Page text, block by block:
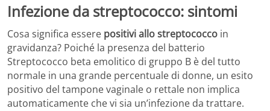
Infezione da streptococco: sintomi
Cosa significa essere positivi allo streptococco in
gravidanza? Poiché la presenza del batterio
Streptococco beta emolitico di gruppo B è del tutto
normale in una grande percentuale di donne, un esito
positivo del tampone vaginale o rettale non implica
automaticamente che vi sia un’infezione da trattare.